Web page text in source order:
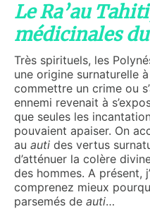
Le Ra’au
médicinales
Très spirituels, les
une origine surnaturelle
commettre un crime ou
ennemi revenait à
que seules les
pouvaient apaiser. On
au auti des vertus
d’atténuer la colère
des hommes. A présent,
comprenez mieux
parsemés de auti…